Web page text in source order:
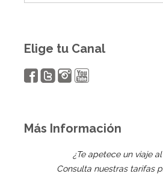
Elige tu Canal
Más Información
¿Te apetece un viaje
Consulta nuestras tarifas